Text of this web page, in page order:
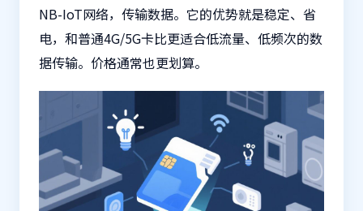
NB-IoT网络，传输数据。它的优势就是稳定、省
电，和普通4G/5G卡比更适合低流量、低频次的数
据传输。价格通常也更划算。